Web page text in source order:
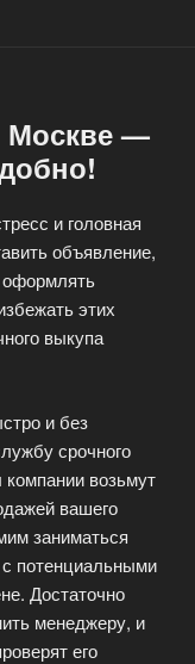
Москве —
и головная
объявление,
оформлять
этих
выкупа
и без
срочного
возьмут
вашего
заниматься
потенциальными
Достаточно
менеджеру, и
его